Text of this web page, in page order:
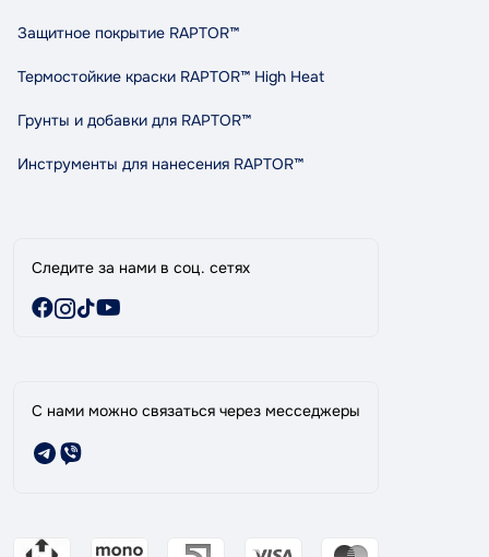
Политика конфиденциальности
Правила и условия пользования
Индикативный расход RAPTOR
Бренды
Защитное покрытие RAPTOR™
Термостойкие краски RAPTOR™ High Heat
Грунты и добавки для RAPTOR™
Инструменты для нанесения RAPTOR™
Следите за нами в соц. сетях
С нами можно связаться через месседжеры